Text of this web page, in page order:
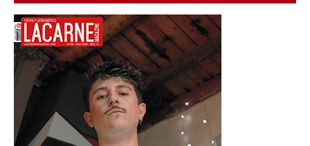
PUBLICADOS